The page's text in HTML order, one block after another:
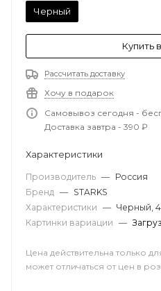
Черный
Купить
Рассчитать доставку
Хочу в подарок
Самовывоз сегодня -
Доставка завтра - 390 ₽
Характеристики
Производитель — Россия
Бренд — STARKS
Характеристики — Черный,
Картинки вариации —
Цена действительна только
может отличаться от цен в